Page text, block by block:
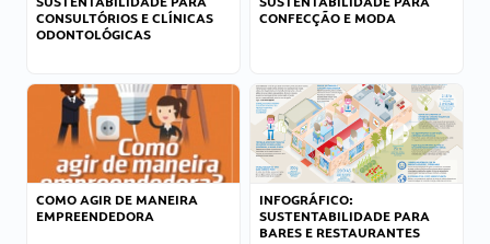
CONSULTÓRIOS E CLÍNICAS
ODONTOLÓGICAS
CONFECÇÃO E MODA
COMO AGIR DE MANEIRA
EMPREENDEDORA
INFOGRÁFICO:
SUSTENTABILIDADE PARA
BARES E RESTAURANTES